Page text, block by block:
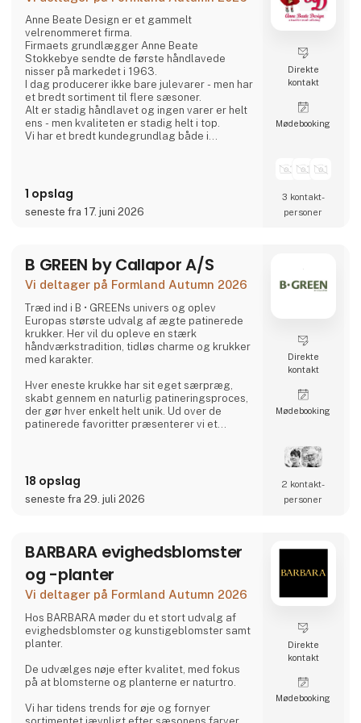
Anne Beate Design er et gammelt
velrenommeret firma.
Firmaets grundlægger Anne Beate
Stokkebye sendte de første håndlavede
nisser på markedet i 1963.
I dag producerer ikke bare julevarer - men har
et bredt sortiment til flere sæsoner.
Alt er stadig håndlavet og ingen varer er helt
ens - men kvaliteten er stadig helt i top.
Vi har et bredt kundegrundlag både i
1 opslag
seneste fra 17. juni 2026
Direkte
kontakt
Møde­booking
3 kontakt­
personer
B GREEN by Callapor A/S
Vi deltager på Formland Autumn 2026
Træd ind i B • GREENs univers og oplev
Europas største udvalg af ægte patinerede
krukker. Her vil du opleve en stærk
håndværkstradition, tidløs charme og krukker
med karakter.
Hver eneste krukke har sit eget særpræg,
skabt gennem en naturlig patineringsproces,
der gør hver enkelt helt unik. Ud over de
patinerede favoritter præsenterer vi et
sammen med fokus på godt håndværk og
kvalitet, fremstillet med respekt for miljøet
og menneskene bag.
18 opslag
seneste fra 29. juli 2026
Direkte
kontakt
Møde­booking
2 kontakt­
personer
BARBARA evighedsblomster
og -planter
Vi deltager på Formland Autumn 2026
Hos BARBARA møder du et stort udvalg af
evighedsblomster og kunstigeblomster samt
planter.
De udvælges nøje efter kvalitet, med fokus
på at blomsterne og planterne er naturtro.
Vi har tidens trends for øje og fornyer
Direkte
kontakt
Møde­booking